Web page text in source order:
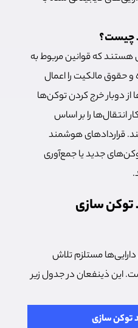
چیست؟
هستند که قوانین مربوط به
حقوق مالکیت را اعمال
از دوبار خرج کردن توکن‌ها
انتقال‌ها را بر اساس
قراردادهای هوشمند
جدید یا جمع‌آوری
توکن سازی
مستلزم تلاش
این ذینفعان در جدول زیر
توکن سازی